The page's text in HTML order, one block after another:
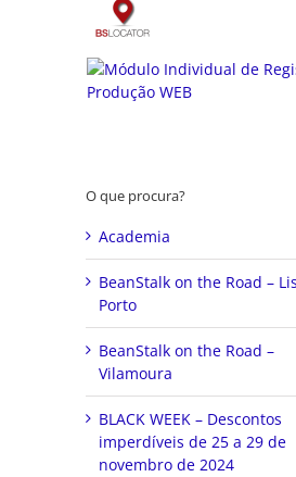
O que procura?
Academia
BeanStalk on the Road –
Porto
BeanStalk on the Road –
Vilamoura
BLACK WEEK – Descontos
imperdíveis de 25 a 29 de
novembro de 2024